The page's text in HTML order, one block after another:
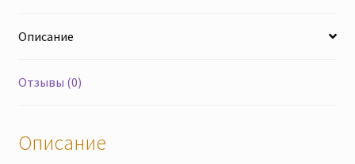
1шт)
открытой
Отправка
из
Описание
Отзывы (0)
Описание